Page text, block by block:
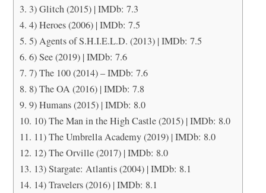
3) Glitch (2015) | IMDb: 7.3
4) Heroes (2006) | IMDb: 7.5
5) Agents of S.H.I.E.L.D. (2013) | IMDb: 7.5
6) See (2019) | IMDb: 7.6
7) The 100 (2014) – IMDb: 7.6
8) The OA (2016) | IMDb: 7.8
9) Humans (2015) | IMDb: 8.0
10) The Man in the High Castle (2015) | IMDb: 8.0
11) The Umbrella Academy (2019) | IMDb: 8.0
12) The Orville (2017) | IMDb: 8.0
13) Stargate: Atlantis (2004) | IMDb: 8.1
14) Travelers (2016) | IMDb: 8.1